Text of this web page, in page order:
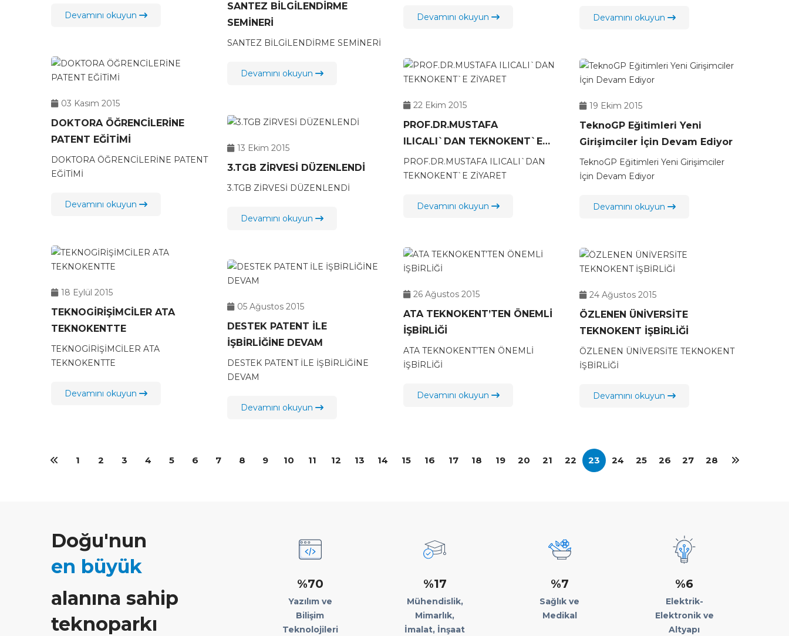
Devamını okuyun Devamını okuyun
Devamını okuyun
SANTEZ BİLGİLENDİRME
SEMİNERİ
SANTEZ BİLGİLENDİRME SEMİNERİ
Devamını okuyun
03 Kasım 2015
DOKTORA ÖĞRENCİLERİNE
PATENT EĞİTİMİ
DOKTORA ÖĞRENCİLERİNE PATENT
EĞİTİMİ
Devamını okuyun
22 Ekim 2015
PROF.DR.MUSTAFA
ILICALI`DAN TEKNOKENT`E
ZİYARET
PROF.DR.MUSTAFA ILICALI`DAN
TEKNOKENT`E ZİYARET
Devamını okuyun
19 Ekim 2015
TeknoGP Eğitimleri Yeni
Girişimciler İçin Devam Ediyor
TeknoGP Eğitimleri Yeni Girişimciler
İçin Devam Ediyor
Devamını okuyun
13 Ekim 2015
3.TGB ZİRVESİ DÜZENLENDİ
3.TGB ZİRVESİ DÜZENLENDİ
Devamını okuyun
18 Eylül 2015
TEKNOGİRİŞİMCİLER ATA
TEKNOKENTTE
TEKNOGİRİŞİMCİLER ATA
TEKNOKENTTE
Devamını okuyun
26 Ağustos 2015
ATA TEKNOKENT’TEN ÖNEMLİ
İŞBİRLİĞİ
ATA TEKNOKENT’TEN ÖNEMLİ
İŞBİRLİĞİ
Devamını okuyun
24 Ağustos 2015
ÖZLENEN ÜNİVERSİTE
TEKNOKENT İŞBİRLİĞİ
ÖZLENEN ÜNİVERSİTE TEKNOKENT
İŞBİRLİĞİ
Devamını okuyun
05 Ağustos 2015
DESTEK PATENT İLE
İŞBİRLİĞİNE DEVAM
DESTEK PATENT İLE İŞBİRLİĞİNE
DEVAM
Devamını okuyun
1 2 3 4 5 6 7 8 9 10 11 12 13 14 15 16 17 18 19 20 21 22 23 24 25 26 27 28
Doğu'nun
en büyük
alanına sahip
teknoparkı
%70
Yazılım ve
Bilişim
Teknolojileri
%17
Mühendislik,
Mimarlık,
İmalat, İnşaat
%7
Sağlık ve
Medikal
%6
Elektrik-
Elektronik ve
Altyapı